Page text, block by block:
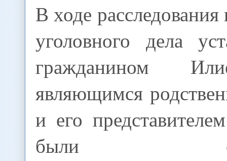
В ходе
уголовного дела
гражданином
являющимся
и его
были